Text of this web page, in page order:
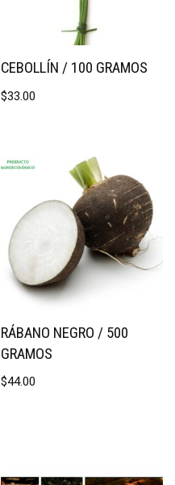
CEBOLLÍN / 100 GRAMOS
$33.00
RÁBANO NEGRO / 500
GRAMOS
$44.00